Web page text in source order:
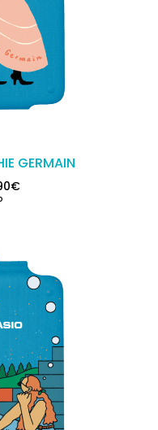
GERMAIN
original era: 24.90€.
€El precio actual es: